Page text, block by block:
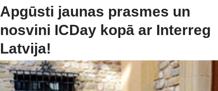
Apgūsti jaunas prasmes un
nosvini ICDay kopā ar Interreg
Latvija!